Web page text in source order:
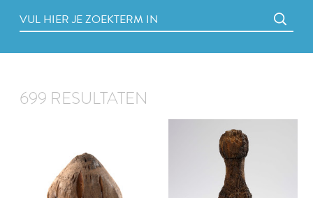
699 RESULTATEN